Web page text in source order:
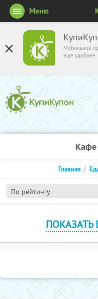
Мобильное
ещё удобнее
Меню
Кафе
По рейтингу
Главная